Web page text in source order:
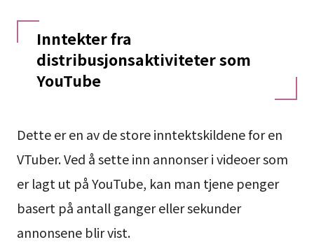
Inntekter fra
distribusjonsaktiviteter som
YouTube
Dette er en av de store inntektskildene for en
VTuber. Ved å sette inn annonser i videoer som
er lagt ut på YouTube, kan man tjene penger
basert på antall ganger eller sekunder
annonsene blir vist.